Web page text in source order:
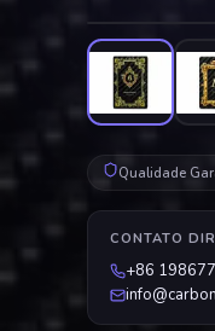
Qualidade
CONTATO
+86